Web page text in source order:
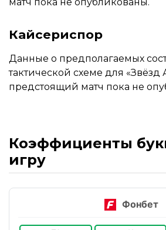
Кайсериспор
Данные о предполагаемых
тактической схеме для «Звёзд
предстоящий матч пока не
Коэффициенты
игру
Фонбет